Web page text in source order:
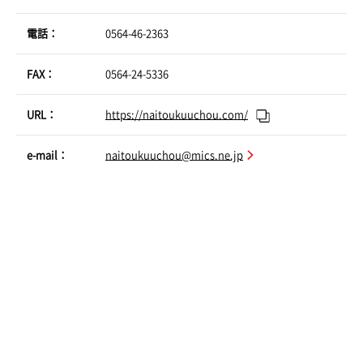
電話： 0564-46-2363
FAX： 0564-24-5336
URL： https://naitoukuuchou.com/
e-mail： naitoukuuchou@mics.ne.jp